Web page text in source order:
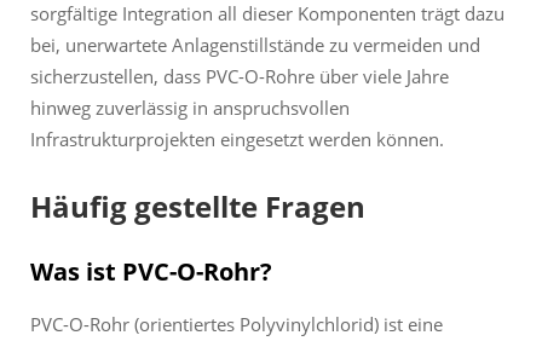
sorgfältige Integration all dieser Komponenten trägt dazu
bei, unerwartete Anlagenstillstände zu vermeiden und
sicherzustellen, dass PVC-O-Rohre über viele Jahre
hinweg zuverlässig in anspruchsvollen
Infrastrukturprojekten eingesetzt werden können.
Häufig gestellte Fragen
Was ist PVC-O-Rohr?
PVC-O-Rohr (orientiertes Polyvinylchlorid) ist eine